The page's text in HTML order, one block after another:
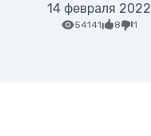
14 февраля 2022
54141 8 1